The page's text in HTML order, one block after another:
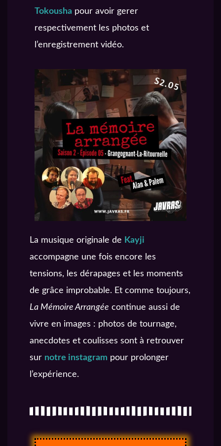
Tokousha pour avoir gerer
respectivement les photos et
l’enregistrement vidéo.
La musique originale de Kayji
accompagne une fois encore les
tensions, les dérapages et les moments
de grâce improbable. Et comme toujours,
La Mémoire Arrangée continue aussi de
vivre en images : photos de tournage,
anecdotes et coulisses sont à retrouver
sur notre instagram pour prolonger
l’expérience.